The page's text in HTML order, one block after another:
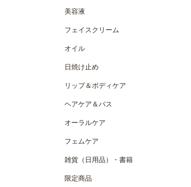
美容液
フェイスクリーム
オイル
日焼け止め
リップ＆ボディケア
ヘアケア＆バス
オーラルケア
フェムケア
雑貨（日用品）・書籍
限定商品